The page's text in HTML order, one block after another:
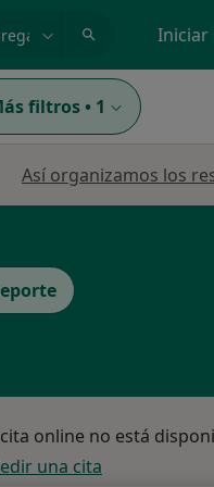
Iniciar
filtros • 1
Así organizamos los
online no está
una cita